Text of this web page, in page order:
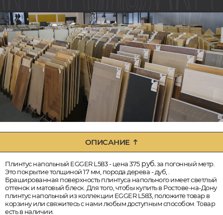
ОПИСАНИЕ
Плинтус напольный EGGER L583 - цена 375руб.за погонный метр.
Это покрытие толщиной 17 мм, порода дерева - дуб, .
Брашированная поверхность плинтуса напольного имеет светлый
оттенок и матовый блеск. Для того, чтобы купить в Ростове-на-Дону
плинтус напольный из коллекции EGGER L583, положите товар в
корзину или свяжитесь с нами любым доступным способом. Товар
есть в наличии.